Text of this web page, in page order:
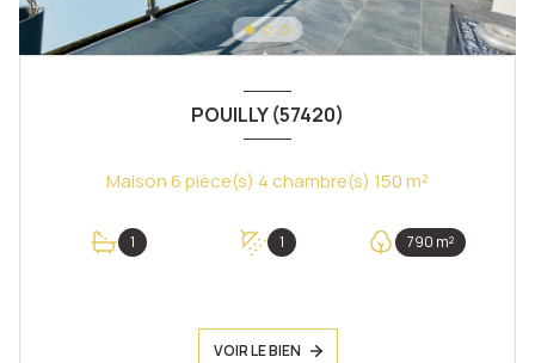
POUILLY (57420)
Maison 6 pièce(s) 4 chambre(s) 150 m²
1 1 790 m²
VOIR LE BIEN